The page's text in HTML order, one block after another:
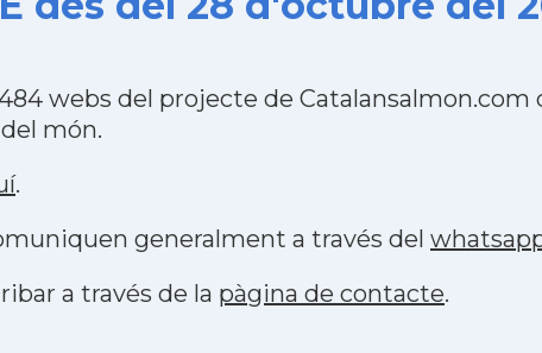
webs del projecte de
món.
.
generalment a través del
a través de la pàgina de contacte.